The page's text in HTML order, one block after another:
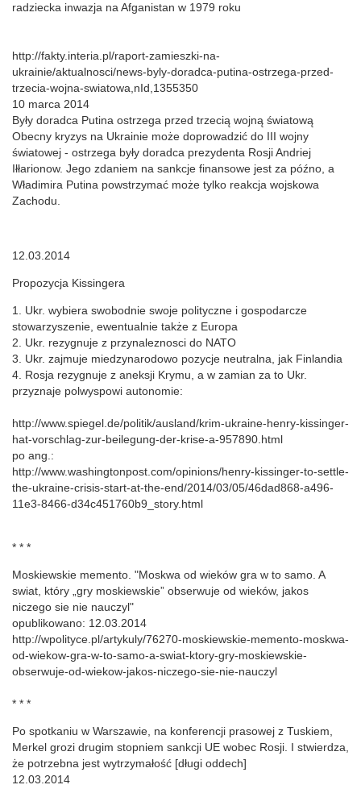
radziecka inwazja na Afganistan w 1979 roku
http://fakty.interia.pl/raport-zamieszki-na-
ukrainie/aktualnosci/news-byly-doradca-putina-ostrzega-przed-
trzecia-wojna-swiatowa,nId,1355350
10 marca 2014
Były doradca Putina ostrzega przed trzecią wojną światową
Obecny kryzys na Ukrainie może doprowadzić do III wojny
światowej - ostrzega były doradca prezydenta Rosji Andriej
Iłłarionow. Jego zdaniem na sankcje finansowe jest za późno, a
Władimira Putina powstrzymać może tylko reakcja wojskowa
Zachodu.
12.03.2014
Propozycja Kissingera
1. Ukr. wybiera swobodnie swoje polityczne i gospodarcze
stowarzyszenie, ewentualnie także z Europa
2. Ukr. rezygnuje z przynaleznosci do NATO
3. Ukr. zajmuje miedzynarodowo pozycje neutralna, jak Finlandia
4. Rosja rezygnuje z aneksji Krymu, a w zamian za to Ukr.
przyznaje polwyspowi autonomie:
http://www.spiegel.de/politik/ausland/krim-ukraine-henry-kissinger-
hat-vorschlag-zur-beilegung-der-krise-a-957890.html
po ang.:
http://www.washingtonpost.com/opinions/henry-kissinger-to-settle-
the-ukraine-crisis-start-at-the-end/2014/03/05/46dad868-a496-
11e3-8466-d34c451760b9_story.html
* * *
Moskiewskie memento. "Moskwa od wieków gra w to samo. A
swiat, który „gry moskiewskie” obserwuje od wieków, jakos
niczego sie nie nauczyl"
opublikowano: 12.03.2014
http://wpolityce.pl/artykuly/76270-moskiewskie-memento-moskwa-
od-wiekow-gra-w-to-samo-a-swiat-ktory-gry-moskiewskie-
obserwuje-od-wiekow-jakos-niczego-sie-nie-nauczyl
* * *
Po spotkaniu w Warszawie, na konferencji prasowej z Tuskiem,
Merkel grozi drugim stopniem sankcji UE wobec Rosji. I stwierdza,
że potrzebna jest wytrzymałość [długi oddech]
12.03.2014